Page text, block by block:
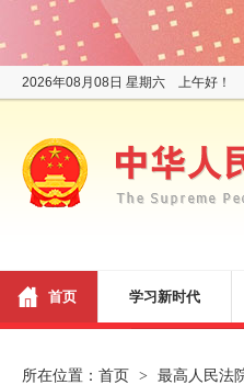
2026年08月08日 星期六 上午好！
首页 学习新时代
所在位置： 首页 > 最高人民法